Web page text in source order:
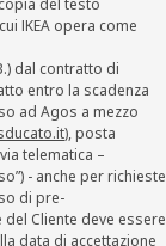
del testo
IKEA opera come
dal contratto di
entro la scadenza
ad Agos a mezzo
), posta
telematica –
- anche per richieste
di pre-
Cliente deve essere
data di accettazione